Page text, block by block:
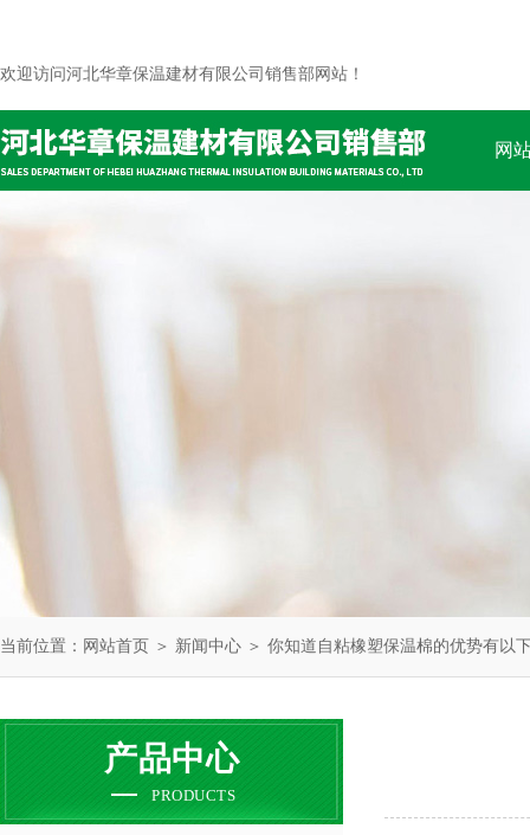
欢迎访问河北华章保温建材有限公司销售部网站！
网
当前位置： 网站首页 ＞ 新闻中心 ＞ 你知道自粘橡塑保温棉的优势有以
产品中心
PRODUCTS